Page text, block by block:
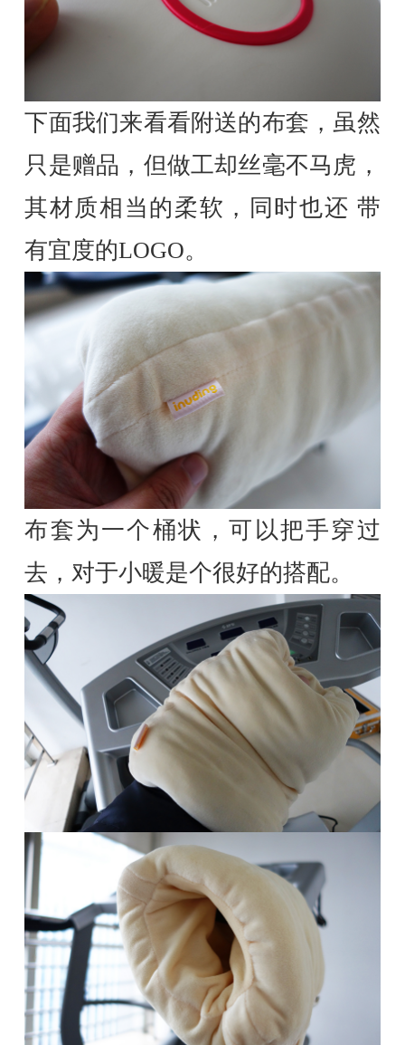
下面我们来看看附送的布套，虽然
只是赠品，但做工却丝毫不马虎，
其材质相当的柔软，同时也还 带
有宜度的LOGO。
布套为一个桶状，可以把手穿过
去，对于小暖是个很好的搭配。